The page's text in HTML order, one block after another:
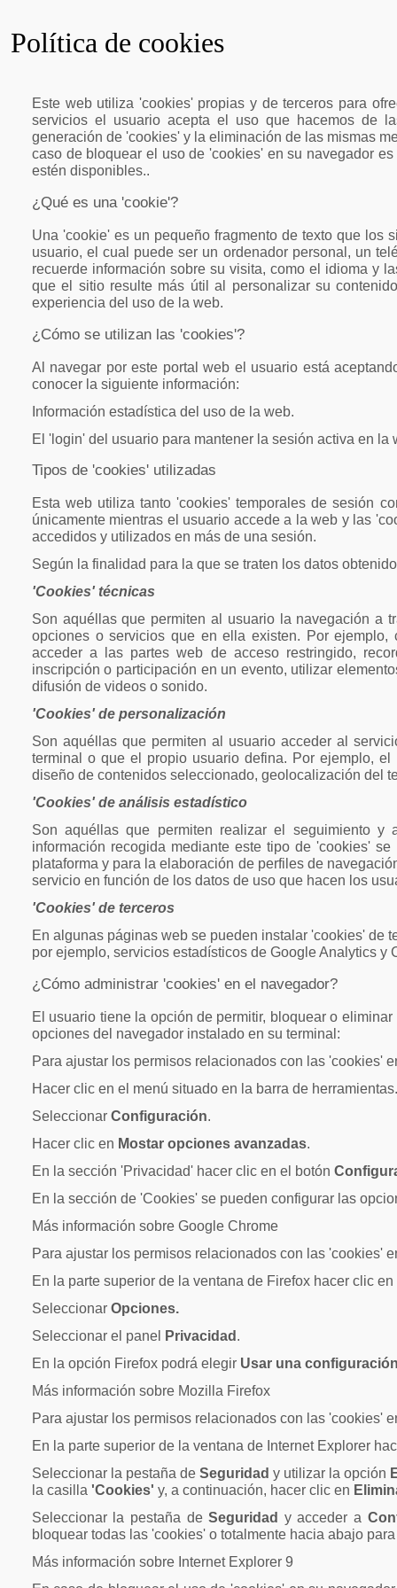
Política de cookies
Este web utiliza 'cookies' propias y de terceros para
servicios el usuario acepta el uso que hacemos de
generación de 'cookies' y la eliminación de las mismas
caso de bloquear el uso de 'cookies' en su navegador
estén disponibles..
¿Qué es una 'cookie'?
Una 'cookie' es un pequeño fragmento de texto que
usuario, el cual puede ser un ordenador personal, un
recuerde información sobre su visita, como el idioma y
que el sitio resulte más útil al personalizar su
experiencia del uso de la web.
¿Cómo se utilizan las 'cookies'?
Al navegar por este portal web el usuario está
conocer la siguiente información:
Información estadística del uso de la web.
El 'login' del usuario para mantener la sesión activa en la
Tipos de 'cookies' utilizadas
Esta web utiliza tanto 'cookies' temporales de sesión
únicamente mientras el usuario accede a la web y las
accedidos y utilizados en más de una sesión.
Según la finalidad para la que se traten los datos
'Cookies' técnicas
Son aquéllas que permiten al usuario la navegación a
opciones o servicios que en ella existen. Por
acceder a las partes web de acceso restringido,
inscripción o participación en un evento, utilizar
difusión de videos o sonido.
'Cookies' de personalización
Son aquéllas que permiten al usuario acceder al
terminal o que el propio usuario defina. Por ejemplo,
diseño de contenidos seleccionado, geolocalización del
'Cookies' de análisis estadístico
Son aquéllas que permiten realizar el seguimiento
información recogida mediante este tipo de 'cookies'
plataforma y para la elaboración de perfiles de
servicio en función de los datos de uso que hacen los
'Cookies' de terceros
En algunas páginas web se pueden instalar 'cookies' de
por ejemplo, servicios estadísticos de Google Analytics y
¿Cómo administrar 'cookies' en el navegador?
El usuario tiene la opción de permitir, bloquear o
opciones del navegador instalado en su terminal:
Para ajustar los permisos relacionados con las 'cookies'
Hacer clic en el menú situado en la barra de herramientas.
Seleccionar Configuración.
Hacer clic en Mostar opciones avanzadas.
En la sección 'Privacidad' hacer clic en el botón
En la sección de 'Cookies' se pueden configurar las
Más información sobre Google Chrome
Para ajustar los permisos relacionados con las 'cookies'
En la parte superior de la ventana de Firefox hacer clic
Seleccionar Opciones.
Seleccionar el panel
Privacidad .
En la opción Firefox podrá elegir Usar una
Más información sobre Mozilla Firefox
Para ajustar los permisos relacionados con las 'cookies'
En la parte superior de la ventana de Internet Explorer
Seleccionar la pestaña de Seguridad y utilizar la opción
la casilla 'Cookies' y, a continuación, hacer clic en
Seleccionar la pestaña deSeguridad y acceder a
bloquear todas las 'cookies' o totalmente hacia abajo
Más información sobre Internet Explorer 9